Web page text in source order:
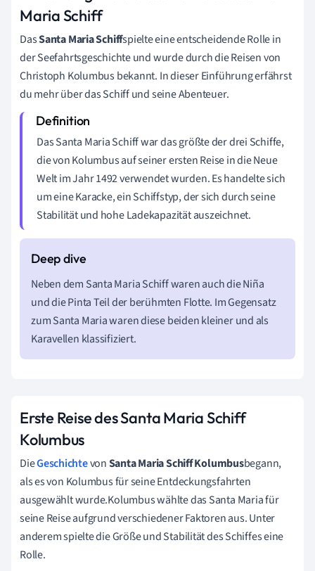
Maria Schiff
DasSanta Maria Schiffspielte eine entscheidende Rolle in
der Seefahrtsgeschichte und wurde durch die Reisen von
Christoph Kolumbus bekannt. In dieser Einführung erfährst
du mehr über das Schiff und seine Abenteuer.
Das Santa Maria Schiff war das größte der drei Schiffe,
die von Kolumbus auf seiner ersten Reise in die Neue
Welt im Jahr 1492 verwendet wurden. Es handelte sich
um eine Karacke, ein Schiffstyp, der sich durch seine
Stabilität und hohe Ladekapazität auszeichnet.
Neben dem Santa Maria Schiff waren auch die Niña
und die Pinta Teil der berühmten Flotte. Im Gegensatz
zum Santa Maria waren diese beiden kleiner und als
Karavellen klassifiziert.
Erste Reise des Santa Maria Schiff
Kolumbus
DieGeschichtevonSanta Maria Schiff Kolumbusbegann,
als es von Kolumbus für seine Entdeckungsfahrten
ausgewählt wurde.Kolumbus wählte das Santa Maria für
seine Reise aufgrund verschiedener Faktoren aus. Unter
anderem spielte die Größe und Stabilität des Schiffes eine
Rolle.